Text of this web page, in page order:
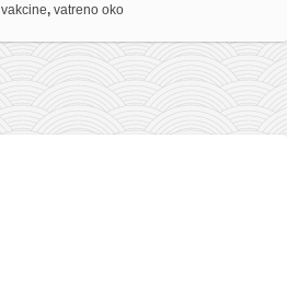
vakcine, vatreno oko